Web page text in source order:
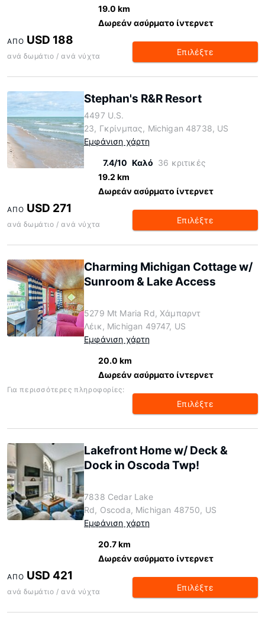
19.0 km
Δωρεάν ασύρματο ίντερνετ
ΑΠΌ USD 188
ανά δωμάτιο / ανά νύχτα Επιλέξτε
Stephan's R&R Resort
4497 U.S.
23, Γκρίνμπας, Michigan 48738, US
Εμφάνιση χάρτη
7.4/10 Καλό 36 κριτικές
19.2 km
Δωρεάν ασύρματο ίντερνετ
ΑΠΌ USD 271
ανά δωμάτιο / ανά νύχτα Επιλέξτε
Charming Michigan Cottage w/
Sunroom & Lake Access
5279 Mt Maria Rd, Χάμπαρντ
Λέικ, Michigan 49747, US
Εμφάνιση χάρτη
20.0 km
Δωρεάν ασύρματο ίντερνετ
Για περισσότερες πληροφορίες:
Επιλέξτε
Lakefront Home w/ Deck &
Dock in Oscoda Twp!
7838 Cedar Lake
Rd, Oscoda, Michigan 48750, US
Εμφάνιση χάρτη
20.7 km
Δωρεάν ασύρματο ίντερνετ
ΑΠΌ USD 421
ανά δωμάτιο / ανά νύχτα Επιλέξτε